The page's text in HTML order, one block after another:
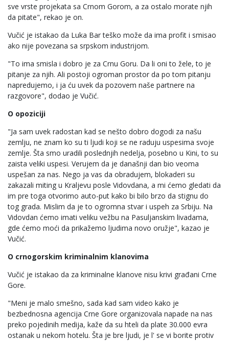
sve vrste projekata sa Crnom Gorom, a za ostalo morate njih
da pitate", rekao je on.
Vučić je istakao da Luka Bar teško može da ima profit i smisao
ako nije povezana sa srpskom industrijom.
"To ima smisla i dobro je za Crnu Goru. Da li oni to žele, to je
pitanje za njih. Ali postoji ogroman prostor da po tom pitanju
napredujemo, i ja ću uvek da pozovem naše partnere na
razgovore", dodao je Vučić.
O opoziciji
"Ja sam uvek radostan kad se nešto dobro dogodi za našu
zemlju, ne znam ko su ti ljudi koji se ne raduju uspesima svoje
zemlje. Šta smo uradili poslednjih nedelja, posebno u Kini, to su
zaista veliki uspesi. Verujem da je današnji dan bio veoma
uspešan za nas. Nego ja vas da obradujem, blokaderi su
zakazali miting u Kraljevu posle Vidovdana, a mi ćemo gledati da
im pre toga otvorimo auto-put kako bi bilo brzo da stignu do
tog grada. Mislim da je to ogromna stvar i uspeh za Srbiju. Na
Vidovdan ćemo imati veliku vežbu na Pasuljanskim livadama,
gde ćemo moći da prikažemo ljudima novo oružje", kazao je
Vučić.
O crnogorskim kriminalnim klanovima
Vučić je istakao da za kriminalne klanove nisu krivi građani Crne
Gore.
"Meni je malo smešno, sada kad sam video kako je
bezbednosna agencija Crne Gore organizovala napade na nas
preko pojedinih medija, kaže da su hteli da plate 30.000 evra
ostanak u nekom hotelu. Šta je bre ljudi, je l' se vi borite protiv